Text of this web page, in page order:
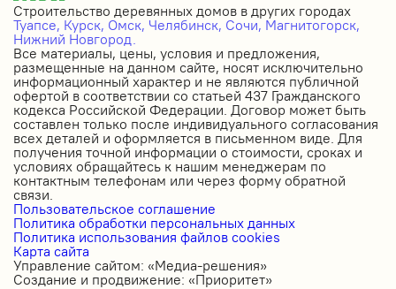
Строительство деревянных домов в других городах
Туапсе, Курск, Омск, Челябинск, Сочи, Магнитогорск,
Нижний Новгород.
Все материалы, цены, условия и предложения,
размещенные на данном сайте, носят исключительно
информационный характер и не являются публичной
офертой в соответствии со статьей 437 Гражданского
кодекса Российской Федерации. Договор может быть
составлен только после индивидуального согласования
всех деталей и оформляется в письменном виде. Для
получения точной информации о стоимости, сроках и
условиях обращайтесь к нашим менеджерам по
контактным телефонам или через форму обратной
связи.
Пользовательское соглашение
Политика обработки персональных данных
Политика использования файлов cookies
Карта сайта
Управление сайтом: «Медиа-решения»
Создание и продвижение: «Приоритет»